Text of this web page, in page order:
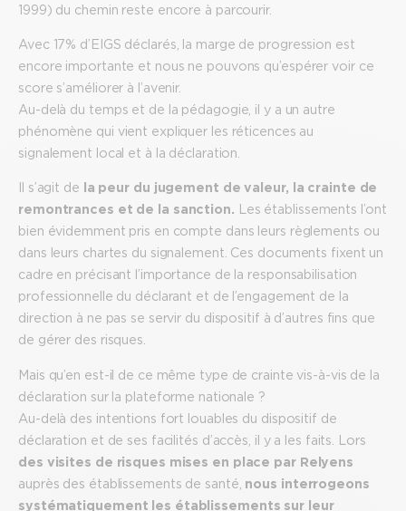
1999) du chemin reste encore à parcourir.
Avec 17% d’EIGS déclarés, la marge de progression est
encore importante et nous ne pouvons qu’espérer voir ce
score s’améliorer à l’avenir.
Au-delà du temps et de la pédagogie, il y a un autre
phénomène qui vient expliquer les réticences au
signalement local et à la déclaration.
Il s’agit de la peur du jugement de valeur, la crainte de
remontrances et de la sanction. Les établissements l’ont
bien évidemment pris en compte dans leurs règlements ou
dans leurs chartes du signalement. Ces documents fixent un
cadre en précisant l’importance de la responsabilisation
professionnelle du déclarant et de l’engagement de la
direction à ne pas se servir du dispositif à d’autres fins que
de gérer des risques.
Mais qu’en est-il de ce même type de crainte vis-à-vis de la
déclaration sur la plateforme nationale ?
Au-delà des intentions fort louables du dispositif de
déclaration et de ses facilités d’accès, il y a les faits. Lors
des visites de risques mises en place par Relyens
auprès des établissements de santé, nous interrogeons
systématiquement les établissements sur leur